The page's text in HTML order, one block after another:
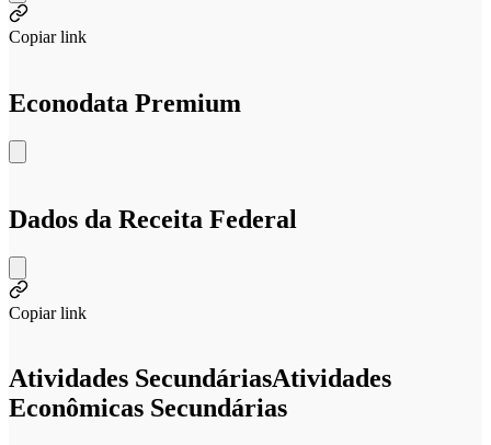
Copiar link
Econodata Premium
Dados da Receita Federal
Copiar link
Atividades SecundáriasAtividades
Econômicas Secundárias